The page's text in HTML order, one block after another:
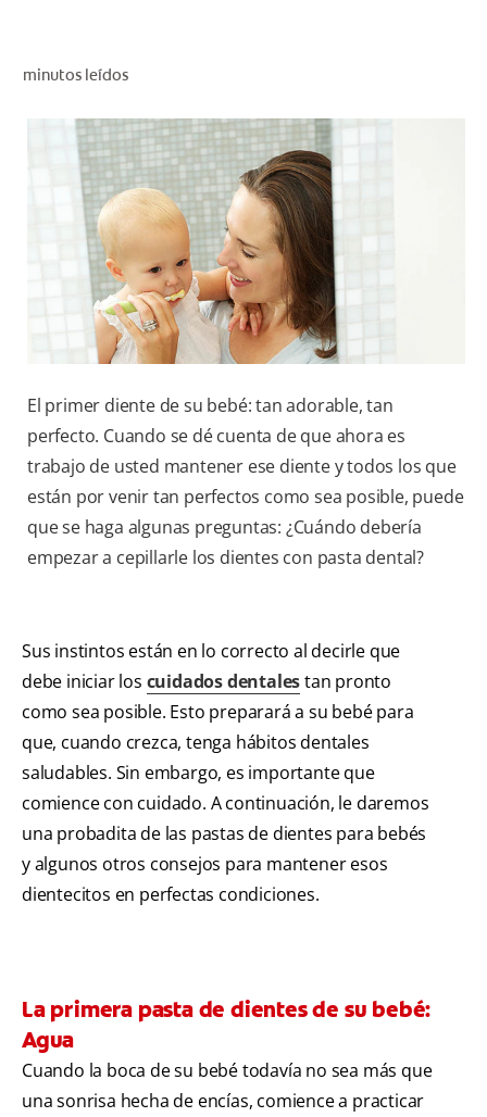
minutos leídos
El primer diente de su bebé: tan adorable, tan
perfecto. Cuando se dé cuenta de que ahora es
trabajo de usted mantener ese diente y todos los que
están por venir tan perfectos como sea posible, puede
que se haga algunas preguntas: ¿Cuándo debería
empezar a cepillarle los dientes con pasta dental?
Sus instintos están en lo correcto al decirle que
debe iniciar los cuidados dentalestan pronto
como sea posible. Esto preparará a su bebé para
que, cuando crezca, tenga hábitos dentales
saludables. Sin embargo, es importante que
comience con cuidado. A continuación, le daremos
una probadita de las pastas de dientes para bebés
y algunos otros consejos para mantener esos
dientecitos en perfectas condiciones.
La primera pasta de dientes de su bebé:
Agua
Cuando la boca de su bebé todavía no sea más que
una sonrisa hecha de encías, comience a practicar